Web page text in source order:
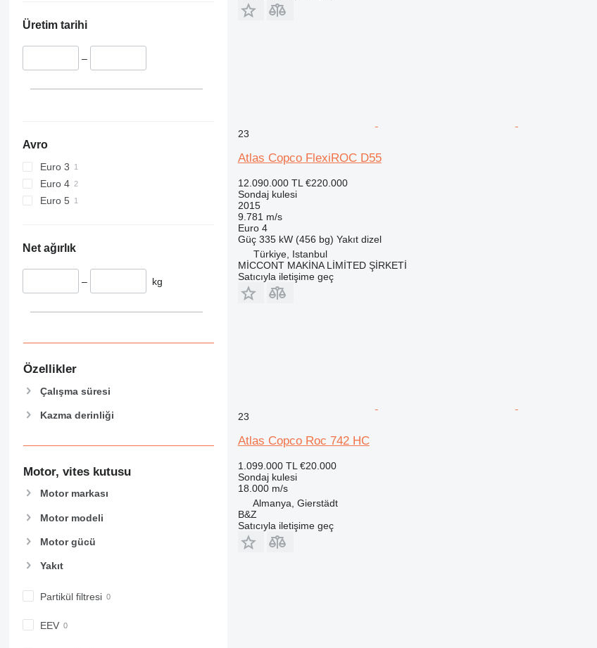
Üretim tarihi
–
Avro
Euro 3
Euro 4
Euro 5
Net ağırlık
– kg
Özellikler
Çalışma süresi
Kazma derinliği
Motor, vites kutusu
Motor markası
Motor modeli
Motor gücü
Yakıt
Partikül filtresi
EEV
23
Atlas Copco FlexiROC D55
12.090.000 TL €220.000
Sondaj kulesi
2015
9.781 m/s
Euro 4
Güç 335 kW (456 bg) Yakıt dizel
Türkiye, Istanbul
MİCCONT MAKİNA LİMİTED ŞİRKETİ
Satıcıyla iletişime geç
23
Atlas Copco Roc 742 HC
1.099.000 TL €20.000
Sondaj kulesi
18.000 m/s
Almanya, Gierstädt
B&Z
Satıcıyla iletişime geç